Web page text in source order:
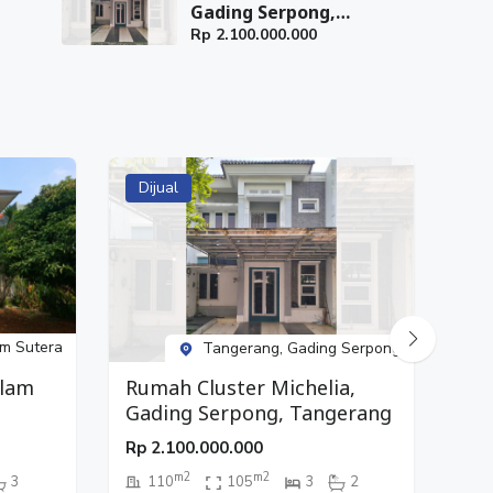
Gading Serpong,
Tangerang
Rp 2.100.000.000
Sutera
3
Dijual
Tangerang, Gading Serpong
Rumah Cluster Michelia,
Gading Serpong, Tangerang
Rp 2.100.000.000
110m2 105m2 3 2